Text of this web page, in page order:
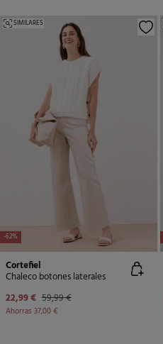
-62%
SIMILARES
Cortefiel
Chaleco botones laterales
22,99 € 59,99 €
Ahorras 37,00 €